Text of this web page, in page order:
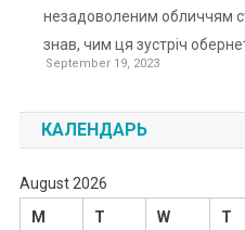
незадоволеним обличчям
знав, чим ця зустріч
September 19, 2023
КАЛЕНДАРЬ
August 2026
M
T W T